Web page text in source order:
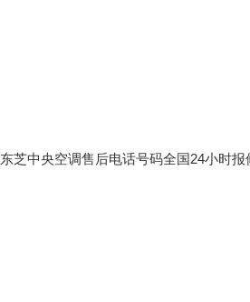
东芝中央空调售后电话号码全国24小时